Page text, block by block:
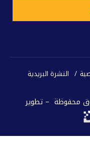
النشرة البريدية